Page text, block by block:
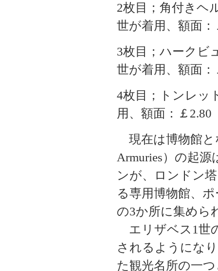
2枚目；角付きヘ
世が着用、額面：
3枚目；ハークビ
世が着用、額面：
4枚目；トンレッ
用、額面：￡2.80
現在は博物館と
Armuries）の起
ンが、ロンドン
る専用博物館、
の3か所に集めら
エリザベス1世
されるようにな
た観光名所の一